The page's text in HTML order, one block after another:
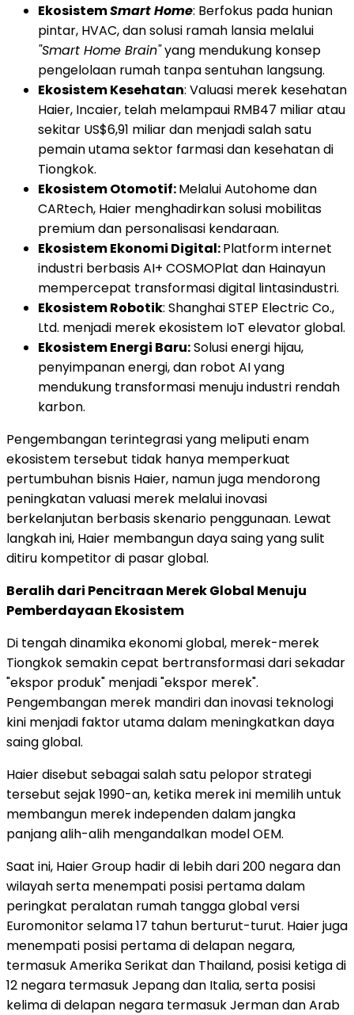
EkosistemSmart Home: Berfokus pada hunian
pintar, HVAC, dan solusi ramah lansia melalui
"Smart Home Brain"yang mendukung konsep
pengelolaan rumah tanpa sentuhan langsung.
Ekosistem Kesehatan: Valuasi merek kesehatan
Haier, Incaier, telah melampaui RMB47 miliar atau
sekitar US$6,91 miliar dan menjadi salah satu
pemain utama sektor farmasi dan kesehatan di
Tiongkok.
Ekosistem Otomotif:Melalui Autohome dan
CARtech, Haier menghadirkan solusi mobilitas
premium dan personalisasi kendaraan.
Ekosistem Ekonomi Digital:Platform internet
industri berbasis AI+ COSMOPlat dan Hainayun
mempercepat transformasi digital lintasindustri.
Ekosistem Robotik: Shanghai STEP Electric Co.,
Ltd. menjadi merek ekosistem IoT elevator global.
Ekosistem Energi Baru:Solusi energi hijau,
penyimpanan energi, dan robot AI yang
mendukung transformasi menuju industri rendah
karbon.
Pengembangan terintegrasi yang meliputi enam
ekosistem tersebut tidak hanya memperkuat
pertumbuhan bisnis Haier, namun juga mendorong
peningkatan valuasi merek melalui inovasi
berkelanjutan berbasis skenario penggunaan. Lewat
langkah ini, Haier membangun daya saing yang sulit
ditiru kompetitor di pasar global.
Beralih dari Pencitraan Merek Global Menuju
Pemberdayaan Ekosistem
Di tengah dinamika ekonomi global, merek-merek
Tiongkok semakin cepat bertransformasi dari sekadar
"ekspor produk" menjadi "ekspor merek".
Pengembangan merek mandiri dan inovasi teknologi
kini menjadi faktor utama dalam meningkatkan daya
saing global.
Haier disebut sebagai salah satu pelopor strategi
tersebut sejak 1990-an, ketika merek ini memilih untuk
membangun merek independen dalam jangka
panjang alih-alih mengandalkan model OEM.
Saat ini, Haier Group hadir di lebih dari 200 negara dan
wilayah serta menempati posisi pertama dalam
peringkat peralatan rumah tangga global versi
Euromonitor selama 17 tahun berturut-turut. Haier juga
menempati posisi pertama di delapan negara,
termasuk Amerika Serikat dan Thailand, posisi ketiga di
12 negara termasuk Jepang dan Italia, serta posisi
kelima di delapan negara termasuk Jerman dan Arab